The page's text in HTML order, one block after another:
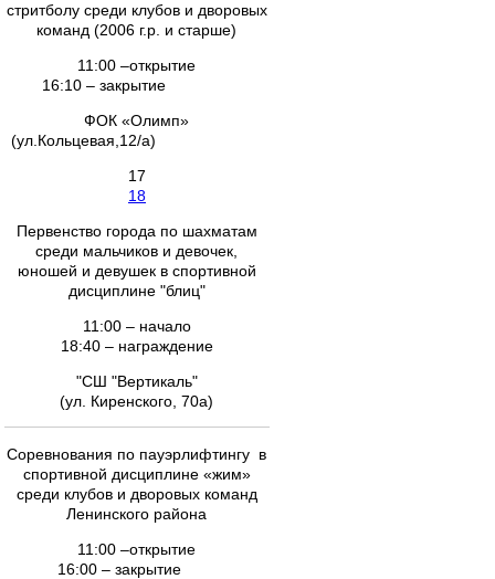
стритболу среди клубов и дворовых
команд (2006 г.р. и старше)
11:00 –открытие
16:10 – закрытие
ФОК «Олимп»
(ул.Кольцевая,12/а)
17
18
Первенство города по шахматам
среди мальчиков и девочек,
юношей и девушек в спортивной
дисциплине "блиц"
11:00 – начало
18:40 – награждение
"СШ "Вертикаль"
(ул. Киренского, 70а)
Соревнования по пауэрлифтингу в
спортивной дисциплине «жим»
среди клубов и дворовых команд
Ленинского района
11:00 –открытие
16:00 – закрытие